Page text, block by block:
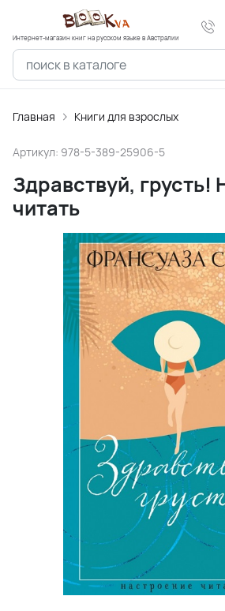
Интернет-магазин книг на русском языке в Австралии
Главная Книги для взрослых
Артикул: 978-5-389-25906-5
Здравствуй, грусть!
читать